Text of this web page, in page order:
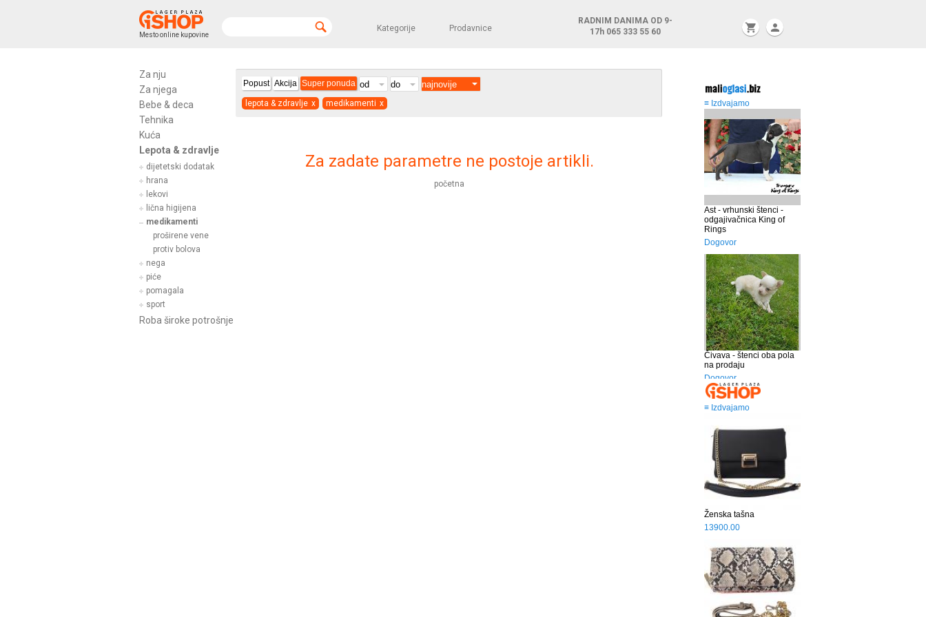
Mesto online kupovine
Kategorije Prodavnice
RADNIM DANIMA OD 9-
17h 065 333 55 60 shopping_cart person
Za nju
Za njega
Bebe & deca
Tehnika
Kuća
Lepota & zdravlje
dijetetski dodatak
hrana
lekovi
lična higijena
medikamenti
proširene vene
protiv bolova
nega
piće
pomagala
sport
Roba široke potrošnje
Popust Akcija Super ponuda
lepota & zdravlje x medikamenti x
Za zadate parametre ne postoje artikli.
početna